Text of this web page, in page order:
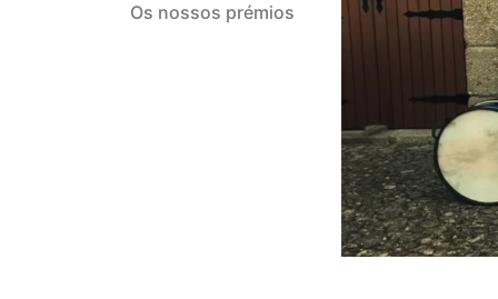
Os nossos prémios